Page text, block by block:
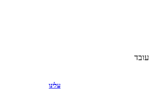
עובד
עלינו